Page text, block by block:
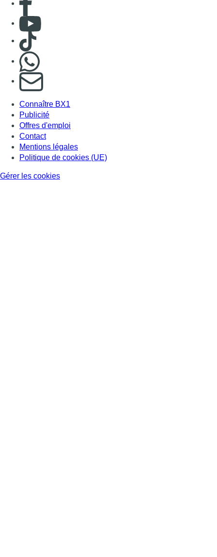
Consulter Youtube
Consulter TikTok
S'abonner à notre newsletter
Connaître BX1
Publicité
Offres d'emploi
Contact
Mentions légales
Politique de cookies (UE)
Gérer les cookies